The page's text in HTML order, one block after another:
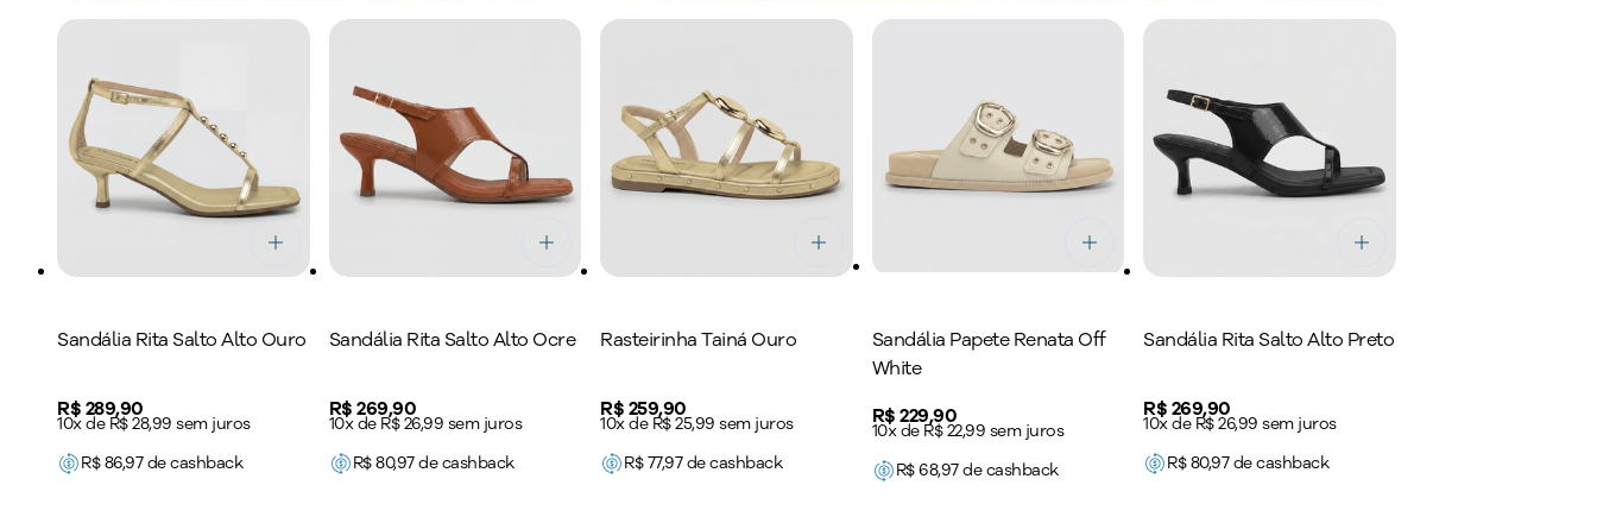
Sandália Rita Salto Alto Ouro
Price:
R$ 289,90
10x de R$ 28,99 sem juros
R$86,97de cashback
Sandália Rita Salto Alto Ocre
Price:
R$ 269,90
10x de R$ 26,99 sem juros
R$80,97de cashback
Rasteirinha Tainá Ouro
Price:
R$ 259,90
10x de R$ 25,99 sem juros
R$77,97de cashback
Sandália Papete Renata Off
White
Price:
R$ 229,90
10x de R$ 22,99 sem juros
R$68,97de cashback
Sandália Rita Salto Alto Preto
Price:
R$ 269,90
10x de R$ 26,99 sem juros
R$80,97de cashback